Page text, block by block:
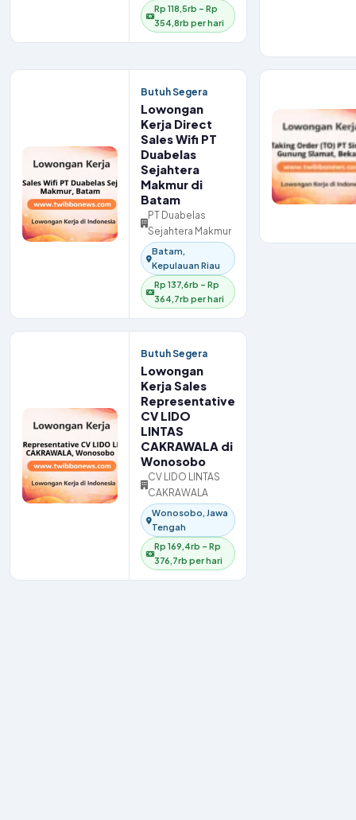
Rp 118,5rb – Rp
354,8rb per hari
Butuh Segera
Lowongan
Kerja Direct
Sales Wifi PT
Duabelas
Sejahtera
Makmur di
Batam
PT Duabelas
Sejahtera Makmur
Batam,
Kepulauan Riau
Rp 137,6rb – Rp
364,7rb per hari
Butuh Segera
Lowongan
Kerja Sales
Representative
CV LIDO
LINTAS
CAKRAWALA di
Wonosobo
CV LIDO LINTAS
CAKRAWALA
Wonosobo, Jawa
Tengah
Rp 169,4rb – Rp
376,7rb per hari